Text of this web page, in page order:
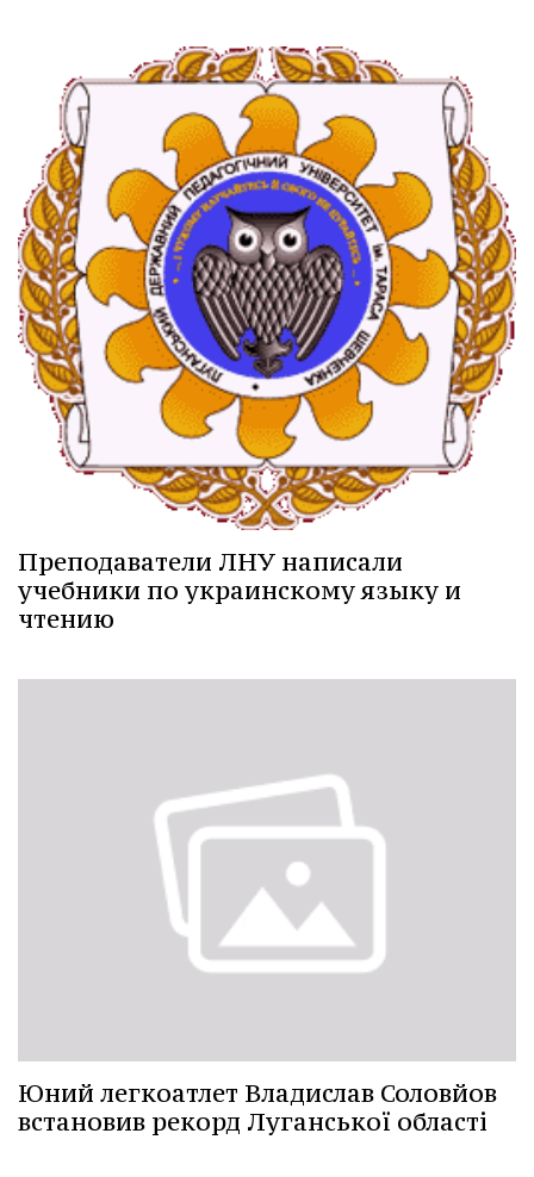
Преподаватели ЛНУ написали
учебники по украинскому языку и
чтению
Юний легкоатлет Владислав Соловйов
встановив рекорд Луганської області